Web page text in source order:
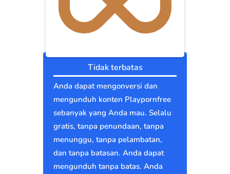
Tidak terbatas
Anda dapat mengonversi dan
mengunduh konten Playpornfree
sebanyak yang Anda mau. Selalu
gratis, tanpa penundaan, tanpa
menunggu, tanpa pelambatan,
dan tanpa batasan. Anda dapat
mengunduh tanpa batas. Anda